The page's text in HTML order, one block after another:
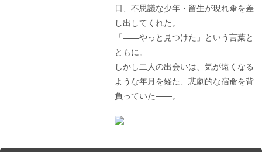
日、不思議な少年・留生が現れ傘を差
し出してくれた。
「――やっと見つけた」という言葉と
ともに。
しかし二人の出会いは、気が遠くなる
ような年月を経た、悲劇的な宿命を背
負っていた――。